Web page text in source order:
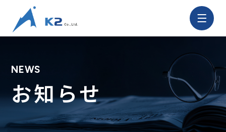
NEWS
お知らせ
株
式
社
イ
ト
メ
ニ